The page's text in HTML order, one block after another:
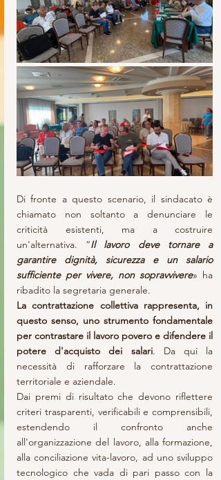
Di fronte a questo scenario, il sindacato è
chiamato non soltanto a denunciare le
criticità esistenti, ma a costruire
un'alternativa. “Il lavoro deve tornare a
garantire dignità, sicurezza e un salario
sufficiente per vivere, non sopravvivere» ha
ribadito la segretaria generale.
La contrattazione collettiva rappresenta, in
questo senso, uno strumento fondamentale
per contrastare il lavoro povero e difendere il
potere d'acquisto dei salari. Da qui la
necessità di rafforzare la contrattazione
territoriale e aziendale.
Dai premi di risultato che devono riflettere
criteri trasparenti, verificabili e comprensibili,
estendendo il confronto anche
all'organizzazione del lavoro, alla formazione,
alla conciliazione vita-lavoro, ad uno sviluppo